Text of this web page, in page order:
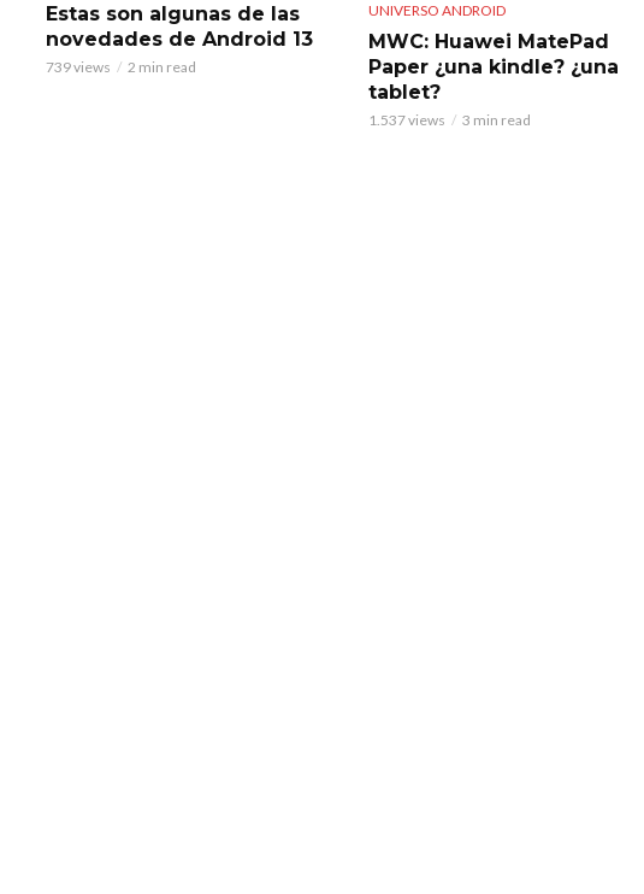
Estas son algunas de las
novedades de Android 13
739 views 2 min read
UNIVERSO ANDROID
MWC: Huawei MatePad
Paper ¿una kindle? ¿una
tablet?
1.537 views 3 min read